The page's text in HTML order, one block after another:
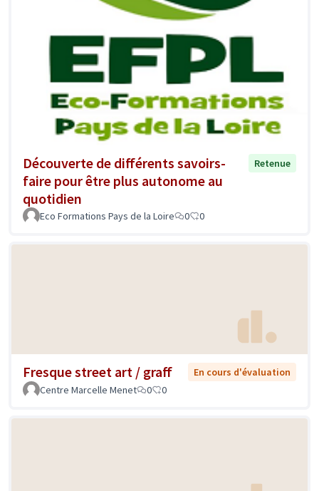
Découverte de différents savoirs-
faire pour être plus autonome au
quotidien
Retenue
Eco Formations Pays de la Loire 0 0
Fresque street art / graff
En cours d'évaluation
Centre Marcelle Menet
0 0